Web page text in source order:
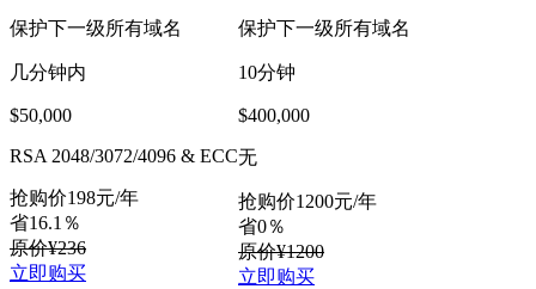
保护下一级所有域名
几分钟内
$50,000
RSA 2048/3072/4096 & ECC
抢购价198元/年
省16.1％
原价¥236
立即购买
保护下一级所有域名
10分钟
$400,000
无
抢购价1200元/年
省0％
原价¥1200
立即购买